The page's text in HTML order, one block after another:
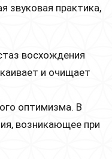
звуковая практика,
восхождения
и очищает
оптимизма. В
возникающее при